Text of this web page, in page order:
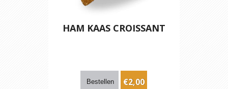
HAM KAAS CROISSANT
€2,00